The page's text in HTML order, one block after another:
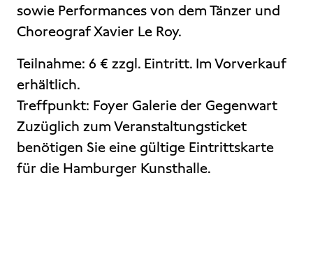
sowie Performances von dem Tänzer und
Choreograf Xavier Le Roy.
Teilnahme: 6 € zzgl. Eintritt. Im Vorverkauf
erhältlich.
Treffpunkt: Foyer Galerie der Gegenwart
Zuzüglich zum Veranstaltungsticket
benötigen Sie eine gültige Eintrittskarte
für die Hamburger Kunsthalle.